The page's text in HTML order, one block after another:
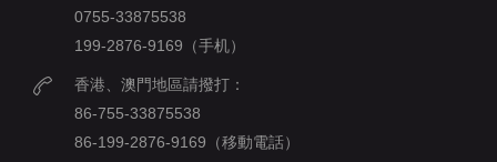
0755-33875538
199-2876-9169（手机）
香港、澳門地區請撥打：
86-755-33875538
86-199-2876-9169（移動電話）